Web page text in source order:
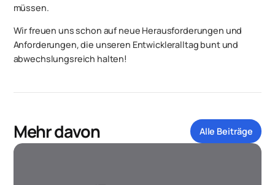
müssen.
Wir freuen uns schon auf neue Herausforderungen und
Anforderungen, die unseren Entwickleralltag bunt und
abwechslungsreich halten!
Mehr davon Alle Beiträge